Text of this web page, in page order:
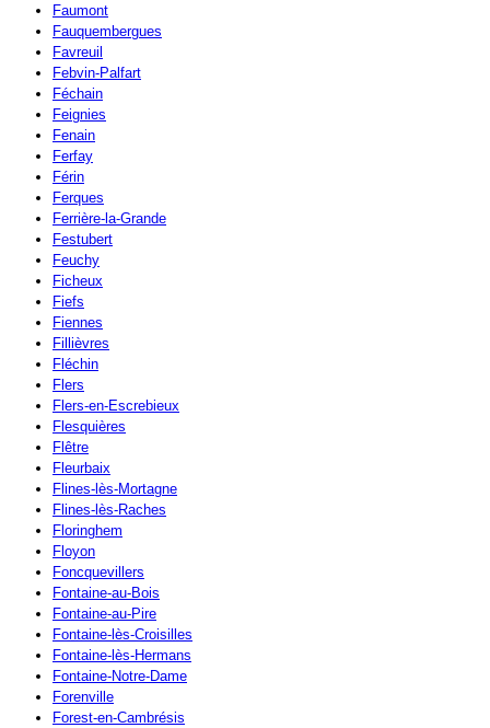
Faumont
Fauquembergues
Favreuil
Febvin-Palfart
Féchain
Feignies
Fenain
Ferfay
Férin
Ferques
Ferrière-la-Grande
Festubert
Feuchy
Ficheux
Fiefs
Fiennes
Fillièvres
Fléchin
Flers
Flers-en-Escrebieux
Flesquières
Flêtre
Fleurbaix
Flines-lès-Mortagne
Flines-lès-Raches
Floringhem
Floyon
Foncquevillers
Fontaine-au-Bois
Fontaine-au-Pire
Fontaine-lès-Croisilles
Fontaine-lès-Hermans
Fontaine-Notre-Dame
Forenville
Forest-en-Cambrésis